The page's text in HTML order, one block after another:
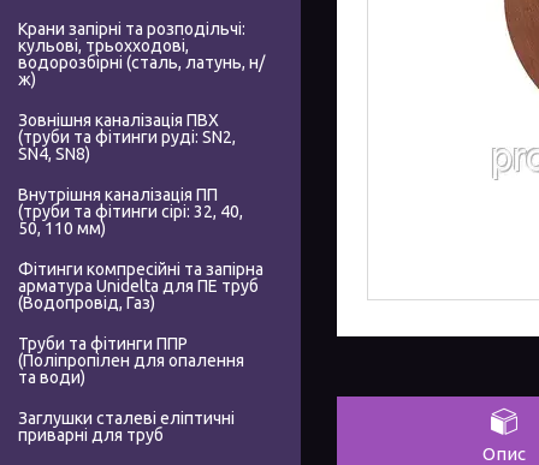
Опис
Крани запірні та розподільчі:
кульові, трьохходові,
водорозбірні (сталь, латунь, н/
ж)
Зовнішня каналізація ПВХ
(труби та фітинги руді: SN2,
SN4, SN8)
Внутрішня каналізація ПП
(труби та фітинги сірі: 32, 40,
50, 110 мм)
Фітинги компресійні та запірна
арматура Unidelta для ПЕ труб
(Водопровід, Газ)
Труби та фітинги ППР
(Поліпропілен для опалення
та води)
Заглушки сталеві еліптичні
приварні для труб